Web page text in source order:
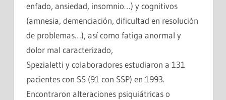
enfado, ansiedad, insomnio…) y cognitivos
(amnesia, demenciación, dificultad en resolución
de problemas…), así como fatiga anormal y
dolor mal caracterizado,
Spezialetti y colaboradores estudiaron a 131
pacientes con SS (91 con SSP) en 1993.
Encontraron alteraciones psiquiátricas o